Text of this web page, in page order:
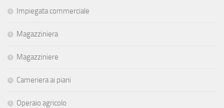
Impiegata commerciale
Magazziniera
Magazziniere
Cameriera ai piani
Operaio agricolo